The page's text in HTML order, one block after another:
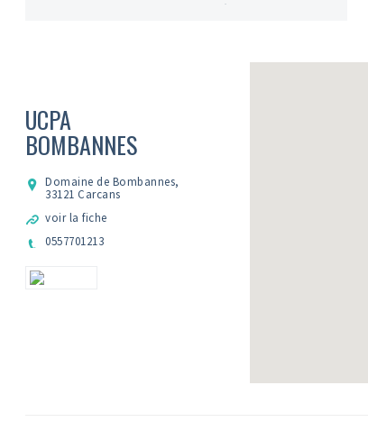
UCPA
BOMBANNES
Domaine de Bombannes,
33121 Carcans
voir la fiche
0557701213